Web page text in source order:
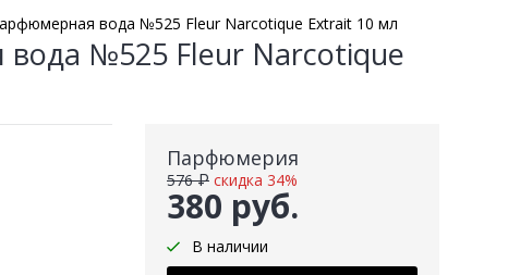
вода №525 Fleur Narcotique Extrait 10 мл
№525 Fleur Narcotique
Парфюмерия
380 руб.
576 ₽ скидка 34%
В наличии